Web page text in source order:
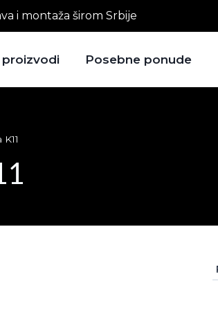
i montaža širom Srbije
proizvodi Posebne ponude
K11